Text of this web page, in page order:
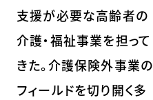
支援が必要な高齢者の
介護・福祉事業を担って
きた。介護保険外事業の
フィールドを切り開く多